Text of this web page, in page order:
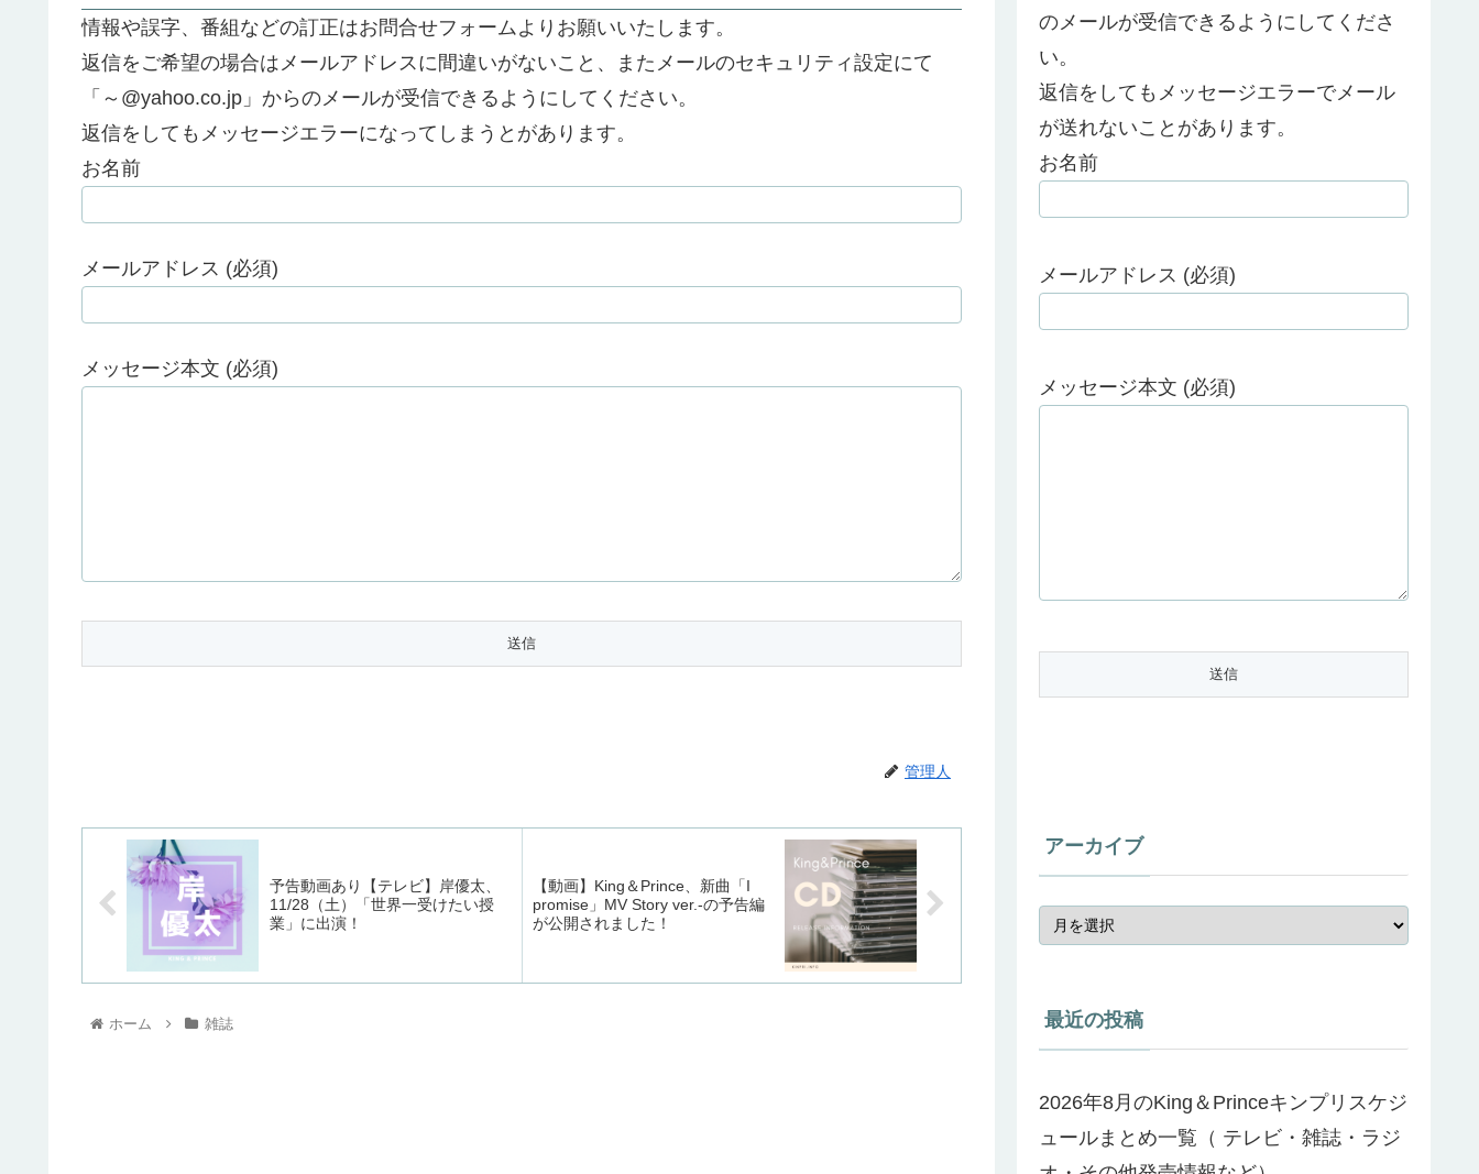
情報や誤字、番組などの訂正はお問合せフォームよりお願いいたします。
返信をご希望の場合はメールアドレスに間違いがないこと、またメールのセキュリティ設定にて
「～@yahoo.co.jp」からのメールが受信できるようにしてください。
返信をしてもメッセージエラーになってしまうとがあります。
お名前
メールアドレス (必須)
メッセージ本文 (必須)
管理人
予告動画あり【テレビ】岸優太、
11/28（土）「世界一受けたい授
業」に出演！
【動画】King＆Prince、新曲「I
promise」MV Story ver.-の予告編
が公開されました！
ホーム 雑誌
のメールが受信できるようにしてくださ
い。
返信をしてもメッセージエラーでメール
が送れないことがあります。
お名前
メールアドレス (必須)
メッセージ本文 (必須)
アーカイブ
最近の投稿
2026年8月のKing＆Princeキンプリスケジ
ュールまとめ一覧（ テレビ・雑誌・ラジ